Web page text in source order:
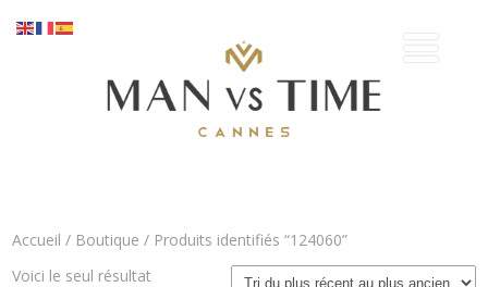
Accueil / Boutique / Produits identifiés “124060”
Voici le seul résultat